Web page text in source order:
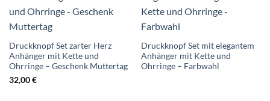
Wunschliste
Druckknopf Set zarter Herz
Anhänger mit Kette und
Ohrringe – Geschenk Muttertag
32,00€
Wunschliste
Druckknopf Set mit elegantem
Anhänger mit Kette und
Ohrringe – Farbwahl